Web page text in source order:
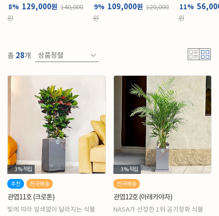
129,000원 140,000 9% 109,000원 120,000
11% 56,000원
총 28개 상품정렬
3%적립
추천 전국배송
관엽11호 (크로톤)
빛에 따라 잎색깔이 달라지는 식물
3%적립
전국배송
관엽12호 (아레카야자)
NASA가 선정한 1위 공기정화 식물